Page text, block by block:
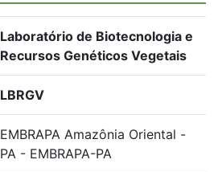
Laboratório de Biotecnologia e
Recursos Genéticos Vegetais
LBRGV
EMBRAPA Amazônia Oriental -
PA - EMBRAPA-PA